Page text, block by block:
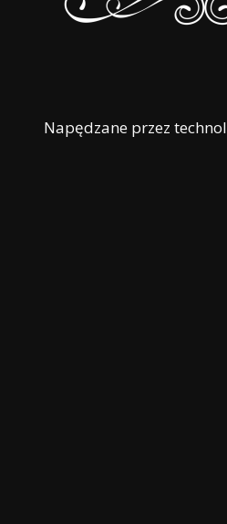
Napędzane przez